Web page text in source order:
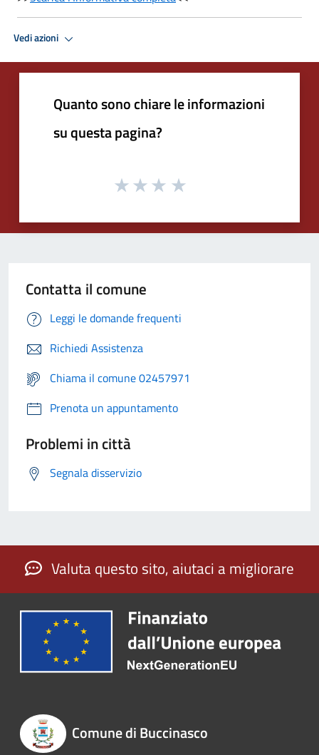
Vedi azioni
Quanto sono chiare le informazioni
su questa pagina?
Contatta il comune
Leggi le domande frequenti
Richiedi Assistenza
Chiama il comune 02457971
Prenota un appuntamento
Problemi in città
Segnala disservizio
Valuta questo sito, aiutaci a migliorare
Comune di Buccinasco